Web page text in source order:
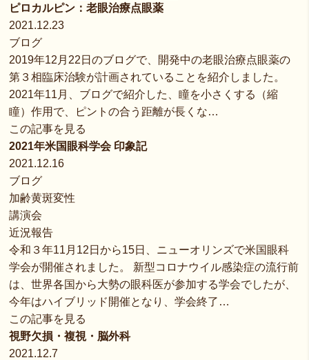
ピロカルピン：老眼治療点眼薬
2021.12.23
ブログ
2019年12月22日のブログで、開発中の老眼治療点眼薬の
第３相臨床治験が計画されていることを紹介しました。
2021年11月、ブログで紹介した、瞳を小さくする（縮
瞳）作用で、ピントの合う距離が長くな…
この記事を見る
2021年米国眼科学会 印象記
2021.12.16
ブログ
加齢黄斑変性
講演会
近況報告
令和３年11月12日から15日、ニューオリンズで米国眼科
学会が開催されました。 新型コロナウイル感染症の流行前
は、世界各国から大勢の眼科医が参加する学会でしたが、
今年はハイブリッド開催となり、学会終了…
この記事を見る
視野欠損・複視・脳外科
2021.12.7